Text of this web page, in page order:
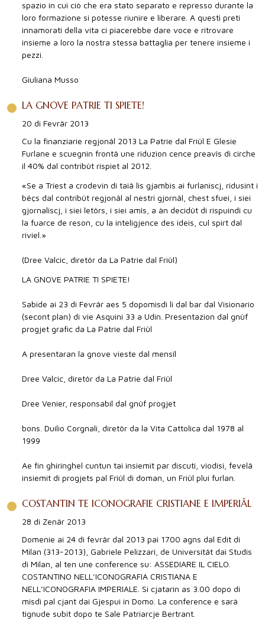
spazio in cui ciò che era stato separato e represso durante la
loro formazione si potesse riunire e liberare. A questi preti
innamorati della vita ci piacerebbe dare voce e ritrovare
insieme a loro la nostra stessa battaglia per tenere insieme i
pezzi.
Giuliana Musso
LA GNOVE PATRIE TI SPIETE!
20 di Fevrâr 2013
Cu la finanziarie regjonâl 2013 La Patrie dal Friûl E Glesie
Furlane e scuegnìn frontâ une riduzion cence preavîs di cirche
il 40% dal contribût rispiet al 2012.
«Se a Triest a crodevin di taiâ lis gjambis ai furlaniscj, ridusint i
bêçs dal contribût regjonâl al nestri gjornâl, chest sfuei, i siei
gjornaliscj, i siei letôrs, i siei amîs, a àn decidût di rispuindi cu
la fuarce de reson, cu la inteligjence des ideis, cul spirt dal
riviel.»
(Dree Valcic, diretôr da La Patrie dal Friûl)
LA GNOVE PATRIE TI SPIETE!
Sabide ai 23 di Fevrâr aes 5 dopomisdì li dal bar dal Visionario
(secont plan) di vie Asquini 33 a Udin. Presentazion dal gnûf
progjet grafic da La Patrie dal Friûl
A presentaran la gnove vieste dal mensîl
Dree Valcic, diretôr da La Patrie dal Friûl
Dree Venier, responsabil dal gnûf progjet
bons. Duilio Corgnali, diretôr da la Vita Cattolica dal 1978 al
1999
Ae fin ghiringhel cuntun tai insiemit par discuti, viodisi, fevelâ
insiemit di progjets pal Friûl di doman, un Friûl plui furlan.
COSTANTIN TE ICONOGRAFIE CRISTIANE E IMPERIÂL
28 di Zenâr 2013
Domenie ai 24 di fevrâr dal 2013 pai 1700 agns dal Edit di
Milan (313-2013), Gabriele Pelizzari, de Universitât dai Studis
di Milan, al ten une conference su: ASSEDIARE IL CIELO.
COSTANTINO NELL’ICONOGRAFIA CRISTIANA E
NELL’ICONOGRAFIA IMPERIALE. Si cjatarìn as 3.00 dopo di
misdì pal cjant dai Gjespui in Domo. La conference e sarà
tignude subit dopo te Sale Patriarcje Bertrant.